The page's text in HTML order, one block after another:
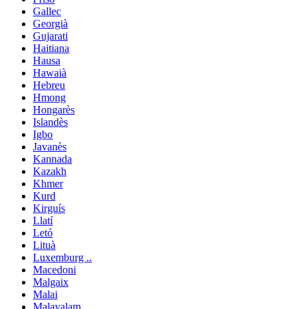
Gallec
Georgià
Gujarati
Haitiana
Hausa
Hawaià
Hebreu
Hmong
Hongarès
Islandès
Igbo
Javanès
Kannada
Kazakh
Khmer
Kurd
Kirguís
Llatí
Letó
Lituà
Luxemburg ..
Macedoni
Malgaix
Malai